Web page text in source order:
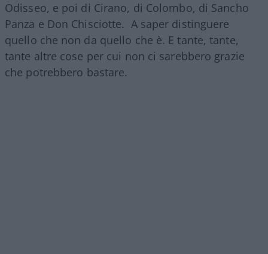
Odisseo, e poi di Cirano, di Colombo, di Sancho
Panza e Don Chisciotte. A saper distinguere
quello che non da quello che è. E tante, tante,
tante altre cose per cui non ci sarebbero grazie
che potrebbero bastare.